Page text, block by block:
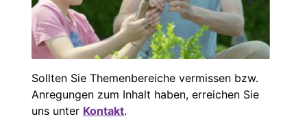
Sollten Sie Themenbereiche vermissen bzw.
Anregungen zum Inhalt haben, erreichen Sie
uns unter Kontakt.